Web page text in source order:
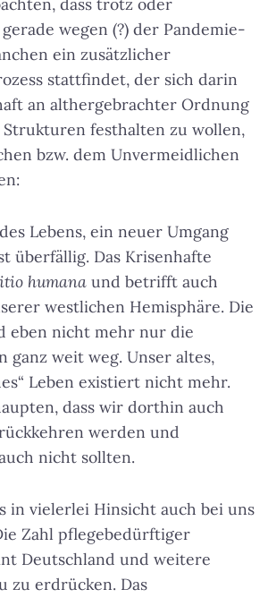
dass trotz oder
wegen (?) der Pandemie-
ein zusätzlicher
stattfindet, der sich darin
an althergebrachter Ordnung
festhalten zu wollen,
bzw. dem Unvermeidlichen
Lebens, ein neuer Umgang
überfällig. Das Krisenhafte
humana und betrifft auch
westlichen Hemisphäre. Die
eben nicht mehr nur die
ganz weit weg. Unser altes,
Leben existiert nicht mehr.
dass wir dorthin auch
werden und
nicht sollten.
in vielerlei Hinsicht auch bei uns
Zahl pflegebedürftiger
Deutschland und weitere
zu erdrücken. Das